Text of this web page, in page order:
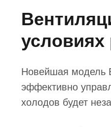
условиях
Новейшая модель
эффективно
холодов будет